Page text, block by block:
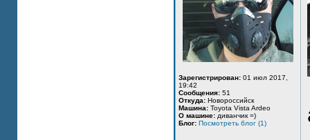
Зарегистрирован: 01 июл 2017,
19:42
Сообщения: 51
Откуда: Новороссийск
Машина: Toyota Vista Ardeo
О машине: диванчик =)
Блог: Посмотреть блог (1)